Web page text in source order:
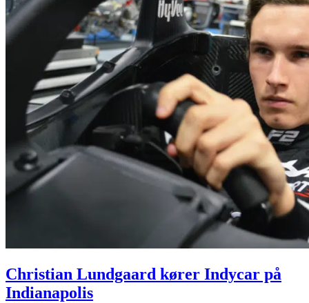
Christian Lundgaard kører Indycar på
Indianapolis